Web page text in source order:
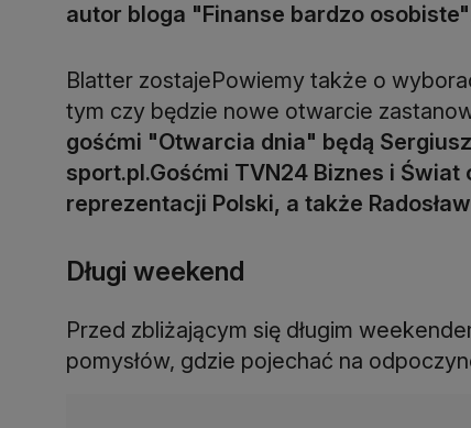
autor bloga "Finanse bardzo osobiste"
Blatter zostajePowiemy także o
tym czy będzie nowe otwarcie
gośćmi "Otwarcia dnia" będą
sport.pl.Gośćmi TVN24 Biznes i Świat
reprezentacji Polski, a także
Długi weekend
Przed zbliżającym się długim
pomysłów, gdzie pojechać na